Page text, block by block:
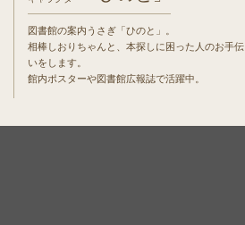
図書館の案内うさぎ「ひのと」。
相棒しおりちゃんと、本探しに困った人のお手伝
いをします。
館内ポスターや図書館広報誌で活躍中。